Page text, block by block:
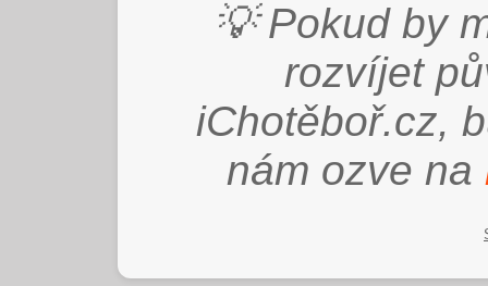
💡 Pokud by
rozvíjet
iChotěboř.cz,
nám ozve na